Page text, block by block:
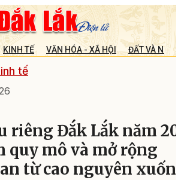
KINH TẾ VĂN HÓA - XÃ HỘI ĐẤT VÀ
tế
riêng Đắk Lắk năm
quy mô và mở rộng
từ cao nguyên